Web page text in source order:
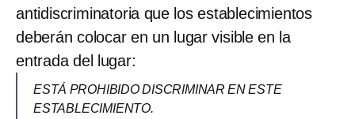
antidiscriminatoria que los establecimientos
deberán colocar en un lugar visible en la
entrada del lugar:
ESTÁ PROHIBIDO DISCRIMINAR EN ESTE
ESTABLECIMIENTO.